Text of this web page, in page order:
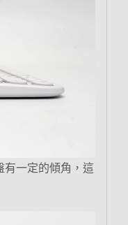
有一定的傾角，這